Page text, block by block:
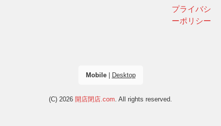
プライバシ
ーポリシー
Mobile| Desktop
(C) 2026 開店閉店.com. All rights reserved.